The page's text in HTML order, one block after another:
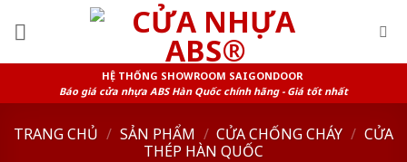
HỆ THỐNG SHOWROOM SAIGONDOOR
Báo giá cửa nhựa ABS Hàn Quốc chính hãng - Giá tốt nhất
TRANG CHỦ / SẢN PHẨM / CỬA CHỐNG CHÁY / CỬA
THÉP HÀN QUỐC